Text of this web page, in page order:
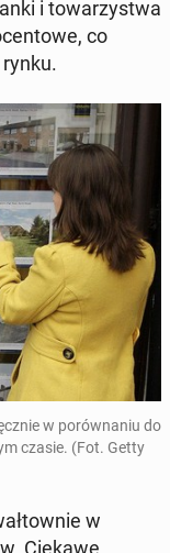
i to­wa­rzy­stwa
co
w po­rów­na­niu do
czasie. (Fot. Getty
w
Ciekawe